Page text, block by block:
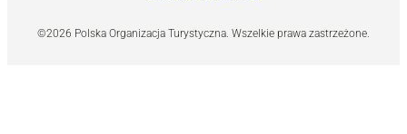
©2026 Polska Organizacja Turystyczna. Wszelkie prawa zastrzeżone.